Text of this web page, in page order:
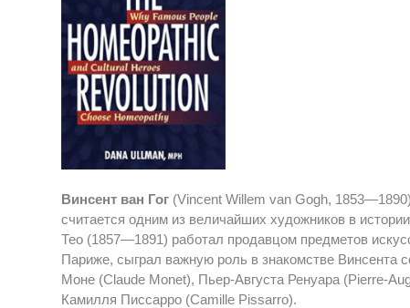
Винсент ван Гог (Vincent Willem van Gogh,
считается одним из величайших художников в
Тео (1857—1891) работал продавцом предметов
Париже, сыграл важную роль в знакомстве Винсента
Моне (Claude Monet), Пьер-Августа Ренуара (Pierre-
Камилля Писсарро (Camille Pissarro).